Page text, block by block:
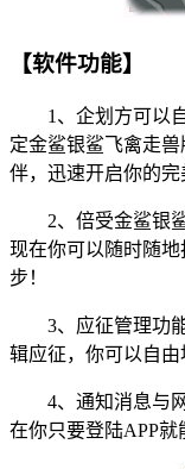
【软件功能】
1、企划方可以自
定金鲨银鲨飞禽走
伴，迅速开启你的完
2、倍受金鲨银鲨
现在你可以随时随
步！
3、应征管理功能
辑应征，你可以自由
4、通知消息与网
在你只要登陆APP就